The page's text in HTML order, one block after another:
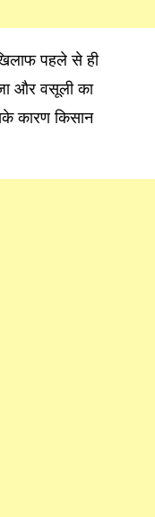
पहले से ही
और वसूली का
कारण किसान